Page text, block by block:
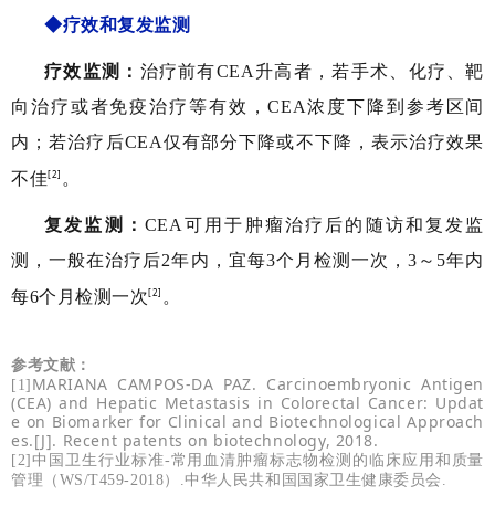
◆疗效和复发监测
疗效监测： 治疗前有CEA升高者，若手术、化疗、靶
向治疗或者免疫治疗等有效，CEA浓度下降到参考区间
内；若治疗后CEA仅有部分下降或不下降，表示治疗效果
不佳[2] 。
复发监测： CEA可用于肿瘤治疗后的随访和复发监
测，一般在治疗后2年内，宜每3个月检测一次，3～5年内
每6个月检测一次[2] 。
参考文献：
[1] MARIANA CAMPOS-DA PAZ. Carcinoembryonic Antigen
(CEA) and Hepatic Metastasis in Colorectal Cancer: Updat
e on Biomarker for Clinical and Biotechnological Approach
es.[J]. Recent patents on biotechnology, 2018.
[2]中国卫生行业标准-常用血清肿瘤标志物检测的临床应用和质量
管理（WS/T459-2018）.中华人民共和国国家卫生健康委员会.